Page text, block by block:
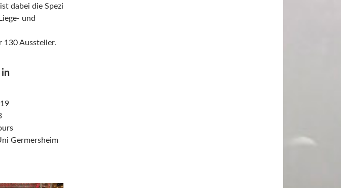
dabei die Spezi
und
130 Aussteller.
in
Germersheim